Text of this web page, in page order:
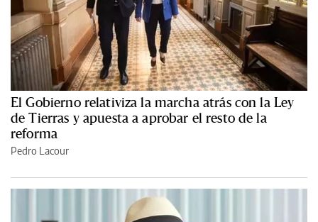
El Gobierno relativiza la marcha atrás con la Ley
de Tierras y apuesta a aprobar el resto de la
reforma
Pedro Lacour